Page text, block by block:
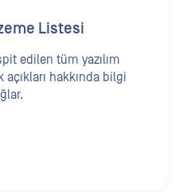
Listesi
edilen tüm yazılım
hakkında bilgi